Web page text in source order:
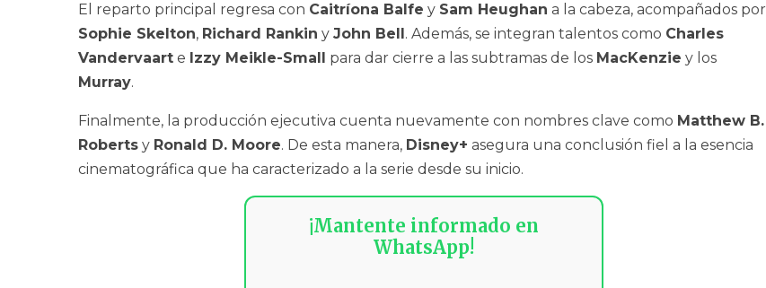
El reparto principal regresa con Caitríona Balfe y Sam Heughan a la cabeza, acompañados por
Sophie Skelton, Richard Rankin y John Bell. Además, se integran talentos como Charles
Vandervaart e Izzy Meikle-Small para dar cierre a las subtramas de los MacKenzie y los
Murray.
Finalmente, la producción ejecutiva cuenta nuevamente con nombres clave como Matthew B.
Roberts y Ronald D. Moore. De esta manera, Disney+ asegura una conclusión fiel a la esencia
cinematográfica que ha caracterizado a la serie desde su inicio.
¡Mantente informado en
WhatsApp!